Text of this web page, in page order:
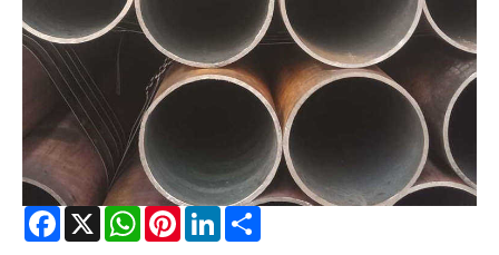
Facebook
X WhatsAppPinterestLinkedIn